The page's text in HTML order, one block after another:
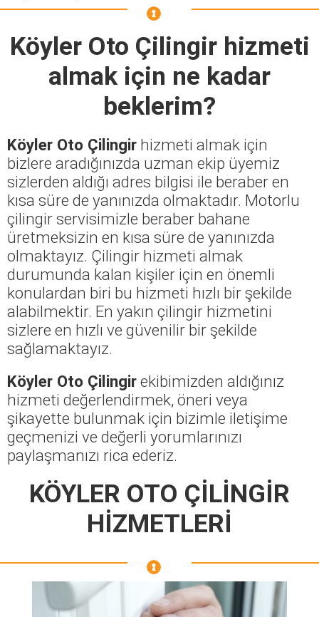
Köyler Oto Çilingirhizmeti
almak için ne kadar
beklerim?
Köyler Oto Çilingir hizmeti almak için
bizlere aradığınızda uzman ekip üyemiz
sizlerden aldığı adres bilgisi ile beraber en
kısa süre de yanınızda olmaktadır. Motorlu
çilingir servisimizle beraber bahane
üretmeksizin en kısa süre de yanınızda
olmaktayız. Çilingir hizmeti almak
durumunda kalan kişiler için en önemli
konulardan biri bu hizmeti hızlı bir şekilde
alabilmektir. En yakın çilingir hizmetini
sizlere en hızlı ve güvenilir bir şekilde
sağlamaktayız.
Köyler Oto Çilingirekibimizden aldığınız
hizmeti değerlendirmek, öneri veya
şikayette bulunmak için bizimle iletişime
geçmenizi ve değerli yorumlarınızı
paylaşmanızı rica ederiz.
KÖYLER OTO ÇİLİNGİR
HİZMETLERİ